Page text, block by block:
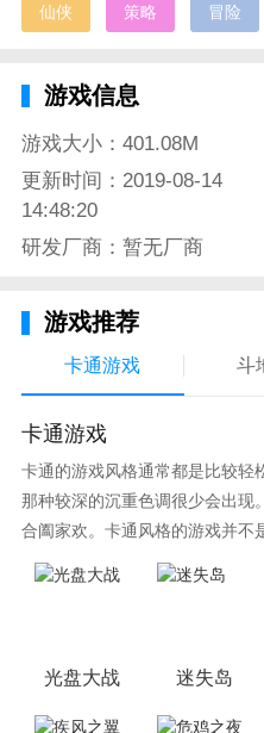
多的实力可以带来更多奖励
骄傲与剑游戏亮点
多样化的职业生涯，不同
彩的技巧。你可以在这里
各种奇妙的冒险经历，让
的故事，浪漫和美妙的传
仙侠 策略 冒险
游戏信息
游戏大小：401.08M
更新时间：2019-08-14
14:48:20
研发厂商：暂无厂商
游戏推荐
卡通游戏 斗
卡通游戏
卡通的游戏风格通常都是比较轻
那种较深的沉重色调很少会出现
合阖家欢。卡通风格的游戏并不
子玩，因为很多游戏厂商会故意
光盘大战 迷失岛